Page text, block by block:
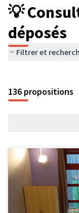
💡
déposés
Filtrer et
136 propositions